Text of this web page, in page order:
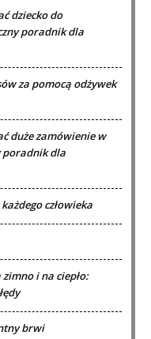
dziecko do
poradnik dla
za pomocą odżywek
duże zamówienie w
poradnik dla
człowieka
i na ciepło:
brwi